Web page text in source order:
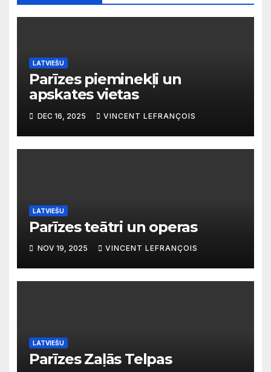
LATVIEŠU
Parīzes pieminekļi un
apskates vietas
DEC 16, 2025 VINCENT LEFRANÇOIS
LATVIEŠU
Parīzes teātri un operas
NOV 19, 2025 VINCENT LEFRANÇOIS
LATVIEŠU
Parīzes Zaļās Telpas